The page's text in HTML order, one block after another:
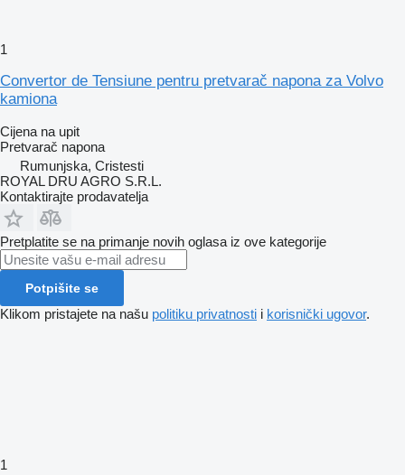
1
Convertor de Tensiune pentru pretvarač napona za Volvo
kamiona
Cijena na upit
Pretvarač napona
Rumunjska, Cristesti
ROYAL DRU AGRO S.R.L.
Kontaktirajte prodavatelja
Pretplatite se na primanje novih oglasa iz ove kategorije
Potpišite se
Klikom pristajete na našu politiku privatnosti i korisnički ugovor.
1